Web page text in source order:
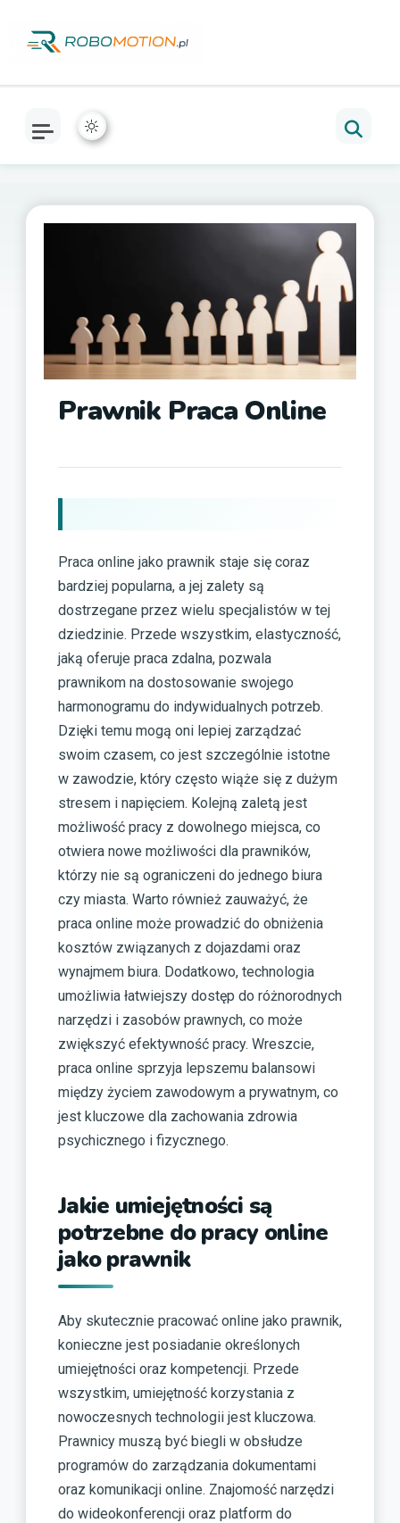
Prawnik Praca Online
Praca online jako prawnik staje się coraz
bardziej popularna, a jej zalety są
dostrzegane przez wielu specjalistów w tej
dziedzinie. Przede wszystkim, elastyczność,
jaką oferuje praca zdalna, pozwala
prawnikom na dostosowanie swojego
harmonogramu do indywidualnych potrzeb.
Dzięki temu mogą oni lepiej zarządzać
swoim czasem, co jest szczególnie istotne
w zawodzie, który często wiąże się z dużym
stresem i napięciem. Kolejną zaletą jest
możliwość pracy z dowolnego miejsca, co
otwiera nowe możliwości dla prawników,
którzy nie są ograniczeni do jednego biura
czy miasta. Warto również zauważyć, że
praca online może prowadzić do obniżenia
kosztów związanych z dojazdami oraz
wynajmem biura. Dodatkowo, technologia
umożliwia łatwiejszy dostęp do różnorodnych
narzędzi i zasobów prawnych, co może
zwiększyć efektywność pracy. Wreszcie,
praca online sprzyja lepszemu balansowi
między życiem zawodowym a prywatnym, co
jest kluczowe dla zachowania zdrowia
psychicznego i fizycznego.
Jakie umiejętności są
potrzebne do pracy online
jako prawnik
Aby skutecznie pracować online jako prawnik,
konieczne jest posiadanie określonych
umiejętności oraz kompetencji. Przede
wszystkim, umiejętność korzystania z
nowoczesnych technologii jest kluczowa.
Prawnicy muszą być biegli w obsłudze
programów do zarządzania dokumentami
oraz komunikacji online. Znajomość narzędzi
do wideokonferencji oraz platform do